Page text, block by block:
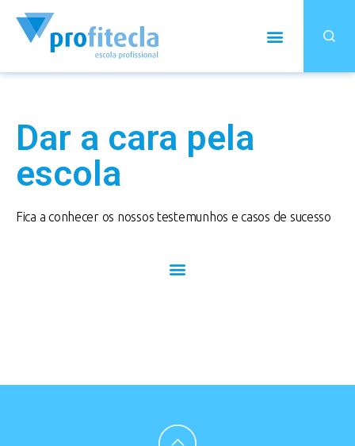
Dar a cara pela
escola
Fica a conhecer os nossos testemunhos e casos de sucesso